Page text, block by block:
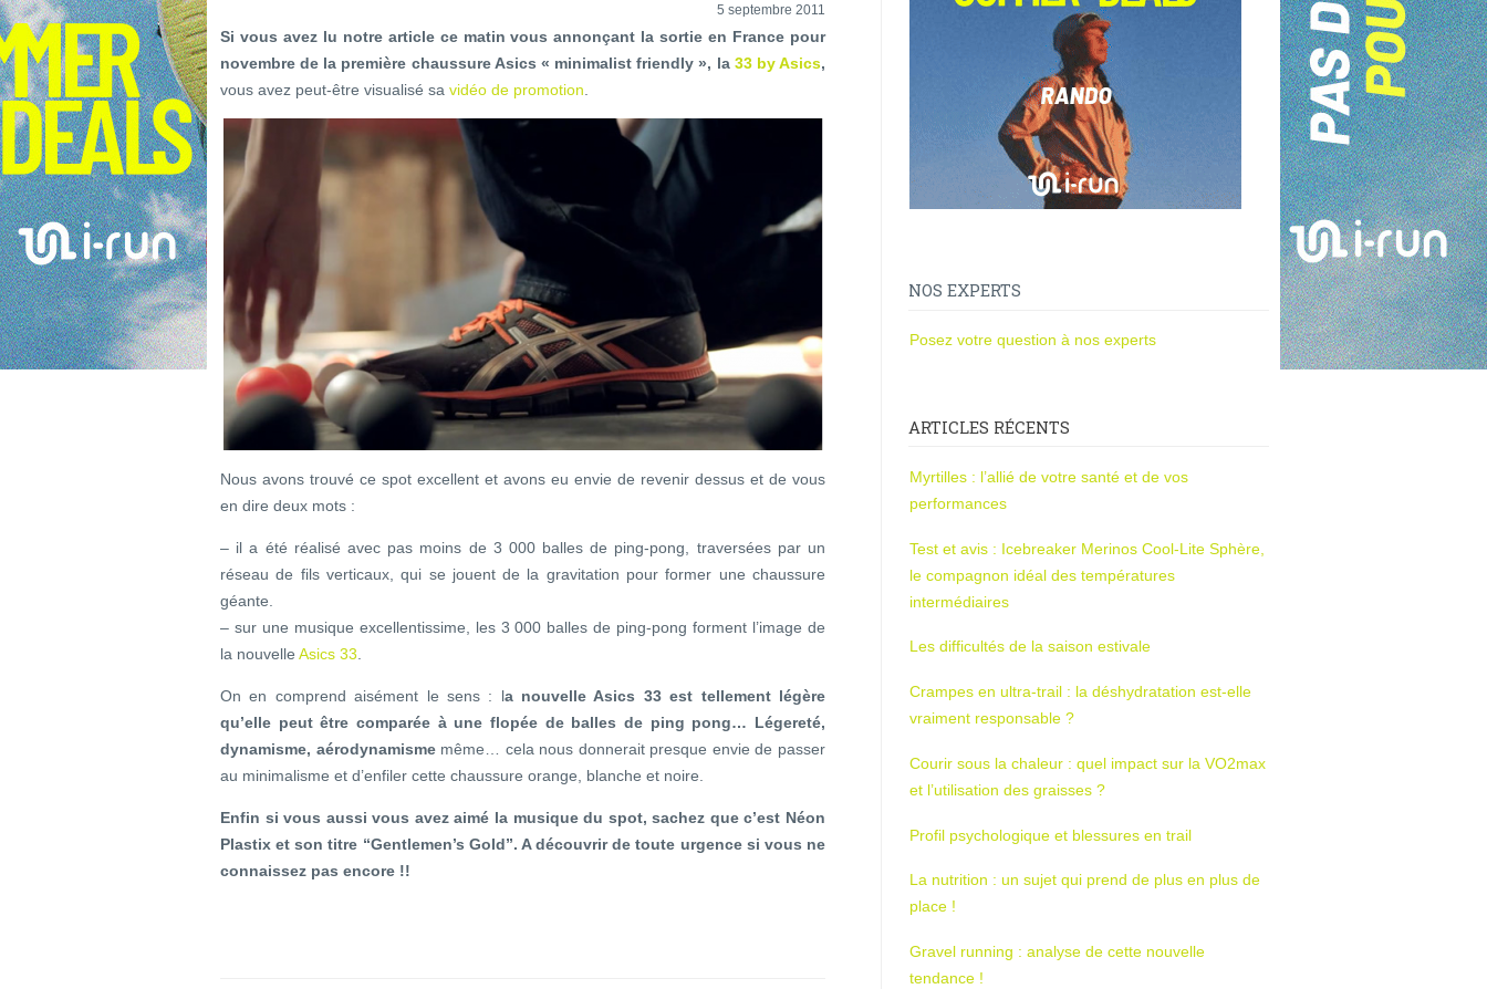
5 septembre 2011
Si vous avez lu notre article ce matin vous annonçant la sortie en France pour
novembre de la première chaussure Asics « minimalist friendly », la 33 by Asics,
vous avez peut-être visualisé sa vidéo de promotion
Nous avons trouvé ce spot excellent et avons eu envie de revenir dessus et de vous
en dire deux mots :
– il a été réalisé avec pas moins de 3 000 balles de ping-pong, traversées par un
réseau de fils verticaux, qui se jouent de la gravitation pour former une chaussure
géante.
– sur une musique excellentissime, les 3 000 balles de ping-pong forment l’image de
la nouvelle Asics 33
On en comprend aisément le sens : la nouvelle Asics 33 est tellement légère
qu’elle peut être comparée à une flopée de balles de ping pong… Légereté,
dynamisme, aérodynamismemême… cela nous donnerait presque envie de passer
au minimalisme et d’enfiler cette chaussure orange, blanche et noire.
Enfin si vous aussi vous avez aimé la musique du spot, sachez que c’est Néon
Plastix et son titre “Gentlemen’s Gold”. A découvrir de toute urgence si vous ne
connaissez pas encore !!
NOS EXPERTS
Posez votre question à nos experts
ARTICLES RÉCENTS
Myrtilles : l’allié de votre santé et de vos
performances
Test et avis : Icebreaker Merinos Cool-Lite Sphère,
le compagnon idéal des températures
intermédiaires
Les difficultés de la saison estivale
Crampes en ultra-trail : la déshydratation est-elle
vraiment responsable ?
Courir sous la chaleur : quel impact sur la VO2max
et l’utilisation des graisses ?
Profil psychologique et blessures en trail
La nutrition : un sujet qui prend de plus en plus de
place !
Gravel running : analyse de cette nouvelle
tendance !